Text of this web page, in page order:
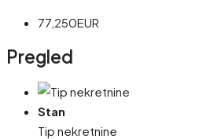
77,250EUR
Pregled
Stan
Tip nekretnine